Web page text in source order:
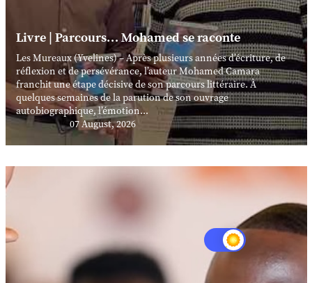
Livre | Parcours… Mohamed se raconte
Les Mureaux (Yvelines) – Après plusieurs années d’écriture, de
réflexion et de persévérance, l’auteur Mohamed Camara
franchit une étape décisive de son parcours littéraire. À
quelques semaines de la parution de son ouvrage
autobiographique, l’émotion...
07 August, 2026